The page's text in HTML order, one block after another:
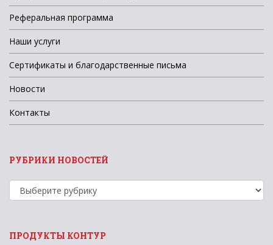
Реферальная программа
Наши услуги
Сертификаты и благодарственные письма
Новости
Контакты
РУБРИКИ НОВОСТЕЙ
Рубрики
новостей
ПРОДУКТЫ КОНТУР